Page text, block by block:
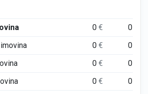
0€ 0
0€ 0
0€ 0
0€ 0